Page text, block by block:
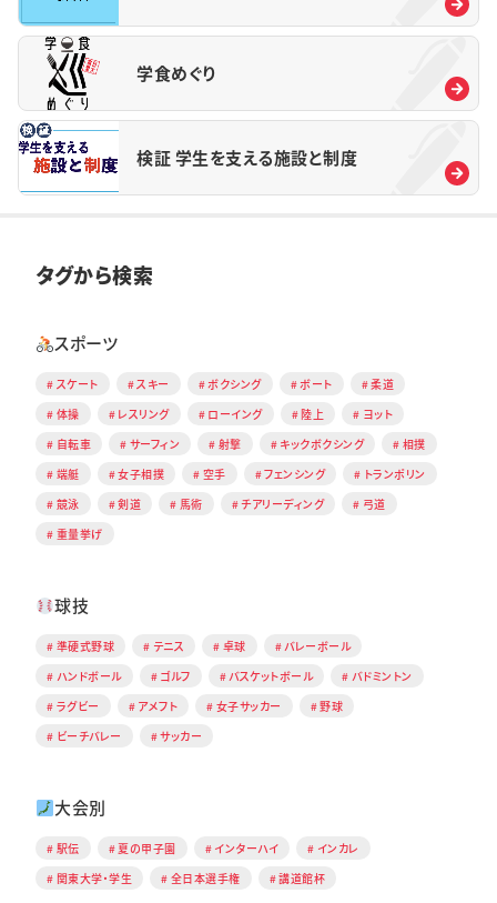
学食めぐり
検証 学生を支える施設と制度
タグから検索
スポーツ
スケート スキー ボクシング ボート
柔道
体操
レスリング ローイング 陸上
ヨット
自転車
サーフィン 射撃 キックボクシング
相撲
端艇
女子相撲 空手 フェンシング
トランポリン
競泳
剣道 馬術 チアリーディング
弓道
重量挙げ
球技
準硬式野球 テニス 卓球
バレーボール
ハンドボール
ゴルフ バスケットボール
バドミントン
ラグビー
アメフト 女子サッカー
野球
ビーチバレー
サッカー
大会別
駅伝 夏の甲子園 インターハイ
インカレ
関東大学・学生
全日本選手権 講道館杯